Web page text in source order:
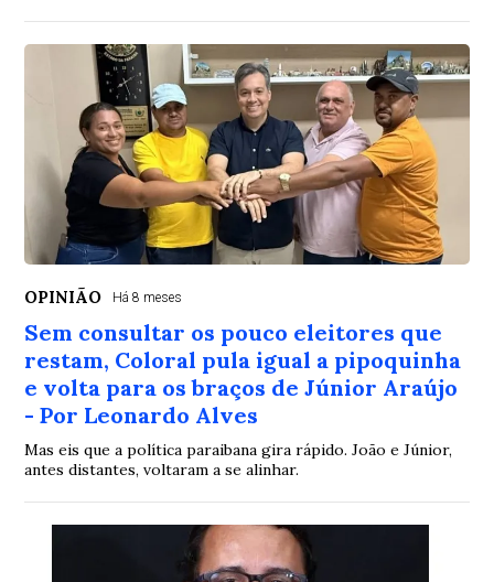
OPINIÃO Há 8 meses
Sem consultar os pouco eleitores que
restam, Coloral pula igual a pipoquinha
e volta para os braços de Júnior Araújo
- Por Leonardo Alves
Mas eis que a política paraibana gira rápido. João e Júnior,
antes distantes, voltaram a se alinhar.